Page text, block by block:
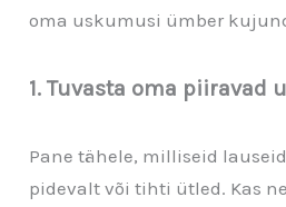
oma uskumusi ümber
1. Tuvasta oma piiravad
Pane tähele, milliseid
pidevalt või tihti ütled. Kas